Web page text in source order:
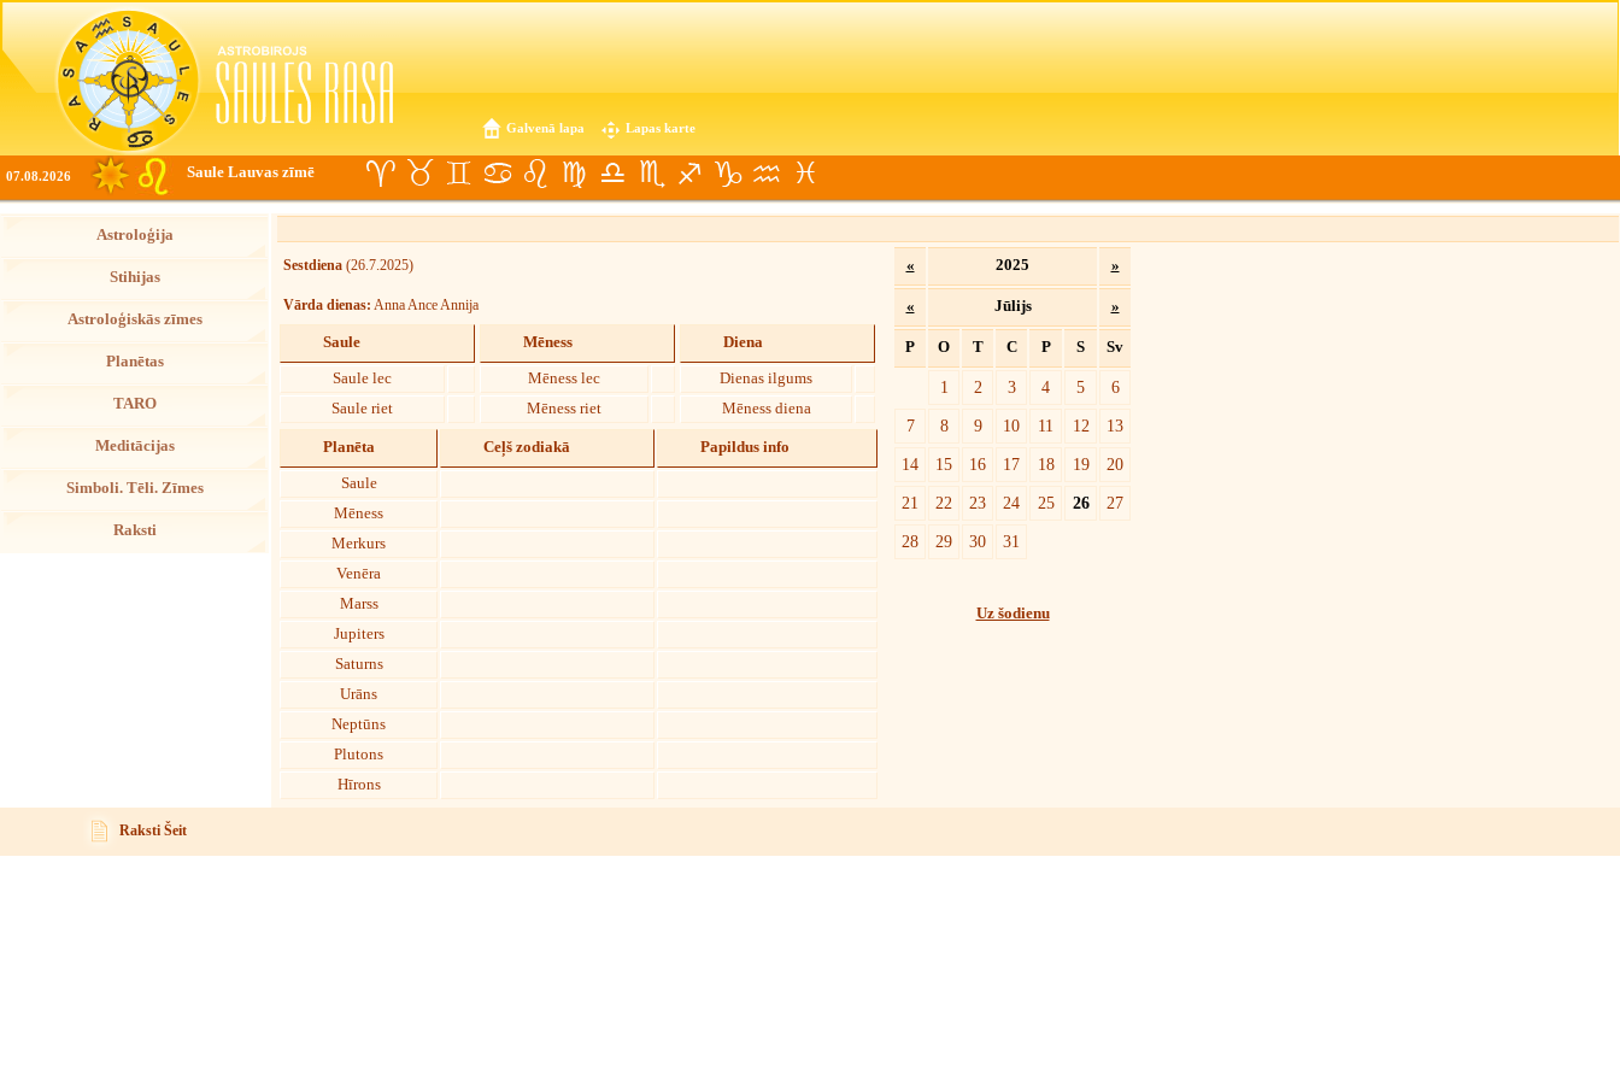
Galvenā lapa Lapas karte
07.08.2026 Saule Lauvas zīmē
Astroloģija
Stihijas
Astroloģiskās zīmes
Planētas
TARO
Meditācijas
Simboli. Tēli. Zīmes
Raksti
Sestdiena (26.7.2025)
Vārda dienas: Anna Ance Annija
Saule
Saule lec
Saule riet
Mēness
Mēness lec
Mēness riet
Diena
Dienas ilgums
Mēness diena
Planēta Ceļš zodiakā Papildus info
Saule
Mēness
Merkurs
Venēra
Marss
Jupiters
Saturns
Urāns
Neptūns
Plutons
Hīrons
« 2025 »
« Jūlijs »
P O T C P S Sv
1 2 3 4 5
6
7
8 9 10 11 12
13
14
15 16 17 18 19
20
21
22 23 24 25 26
27
28
29 30 31
Uz šodienu
Raksti Šeit